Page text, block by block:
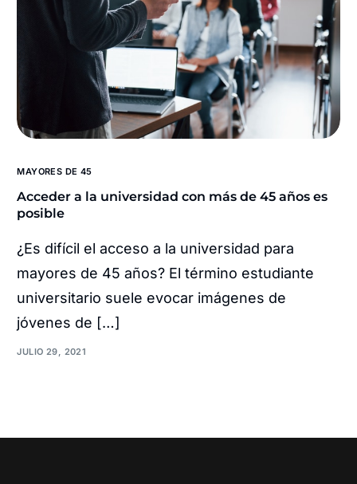
MAYORES DE 45
Acceder a la universidad con más de 45 años es
posible
¿Es difícil el acceso a la universidad para
mayores de 45 años? El término estudiante
universitario suele evocar imágenes de
jóvenes de […]
JULIO 29, 2021